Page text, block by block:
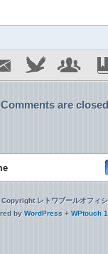
Comments are
レトワブールオフィ
by WordPress + WPtouch